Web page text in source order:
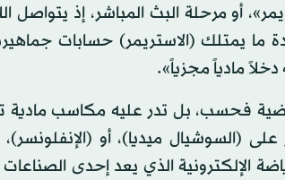
أو مرحلة البث المباشر، إذ يتواصل
ما يمتلك (الاستريمر) حسابات
مادياً مجزياً».
فحسب، بل تدر عليه مكاسب
(السوشيال ميديا)، أو
الإلكترونية الذي يعد إحدى